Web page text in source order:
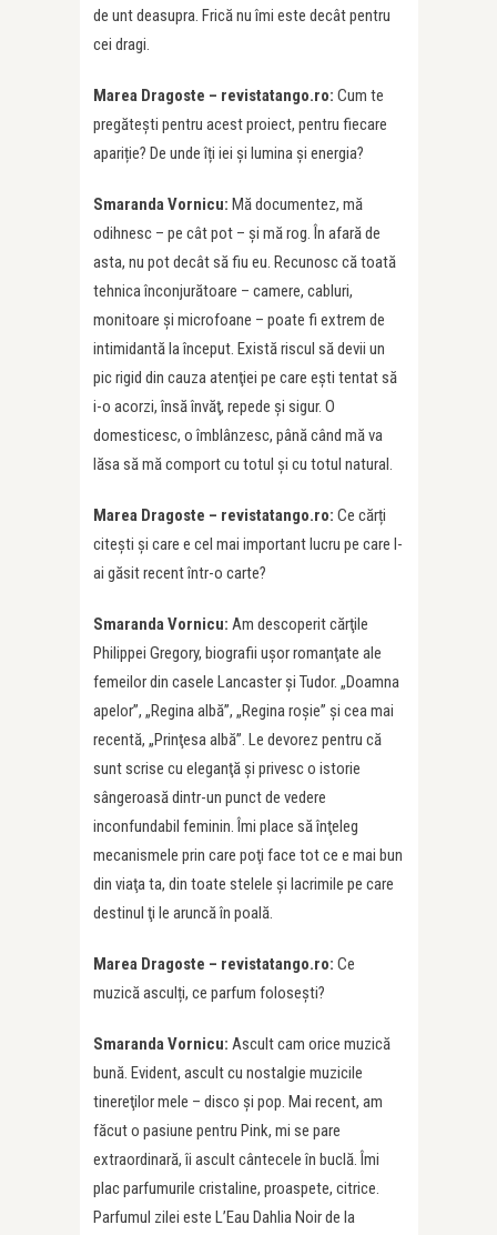
de unt deasupra. Frică nu îmi este decât pentru
cei dragi.
Marea Dragoste – revistatango.ro: Cum te
pregătești pentru acest proiect, pentru fiecare
apariție? De unde îți iei și lumina și energia?
Smaranda Vornicu: Mă documentez, mă
odihnesc – pe cât pot – şi mă rog. În afară de
asta, nu pot decât să fiu eu. Recunosc că toată
tehnica înconjurătoare – camere, cabluri,
monitoare şi microfoane – poate fi extrem de
intimidantă la început. Există riscul să devii un
pic rigid din cauza atenţiei pe care eşti tentat să
i-o acorzi, însă învăţ, repede şi sigur. O
domesticesc, o îmblânzesc, până când mă va
lăsa să mă comport cu totul şi cu totul natural.
Marea Dragoste – revistatango.ro: Ce cărți
citești și care e cel mai important lucru pe care l-
ai găsit recent într-o carte?
Smaranda Vornicu: Am descoperit cărţile
Philippei Gregory, biografii uşor romanţate ale
femeilor din casele Lancaster şi Tudor. „Doamna
apelor”, „Regina albă”, „Regina roşie” şi cea mai
recentă, „Prinţesa albă”. Le devorez pentru că
sunt scrise cu eleganţă şi privesc o istorie
sângeroasă dintr-un punct de vedere
inconfundabil feminin. Îmi place să înţeleg
mecanismele prin care poţi face tot ce e mai bun
din viaţa ta, din toate stelele şi lacrimile pe care
destinul ţi le aruncă în poală.
Marea Dragoste – revistatango.ro: Ce
muzică asculți, ce parfum folosești?
Smaranda Vornicu: Ascult cam orice muzică
bună. Evident, ascult cu nostalgie muzicile
tinereţilor mele – disco şi pop. Mai recent, am
făcut o pasiune pentru Pink, mi se pare
extraordinară, îi ascult cântecele în buclă. Îmi
plac parfumurile cristaline, proaspete, citrice.
Parfumul zilei este L’Eau Dahlia Noir de la